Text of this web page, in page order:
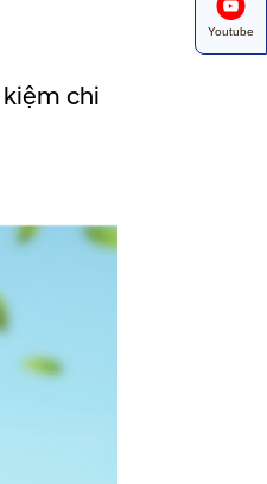
chi
Youtube